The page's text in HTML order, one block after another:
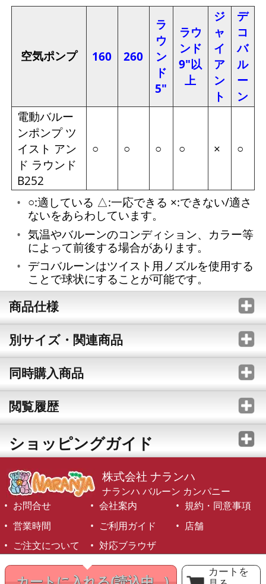
カートを
空気ポンプ 160 260
ラ
ウ
ン
ド
5"
ラウ
ンド
9"以
上
ジ
ャ
イ
ア
ン
ト
デ
コ
バ
ル
ー
ン
電動バルー
ンポンプ ツ
イスト アン
ド ラウンド
B252
○ ○ ○ ○ × ○
○:適している △:一応できる ×:できない/適さ
ないをあらわしています。
気温やバルーンのコンディション、カラー等
によって前後する場合があります。
デコバルーンはツイスト用ノズルを使用する
ことで球状にすることが可能です。
商品仕様
別サイズ・関連商品
同時購入商品
閲覧履歴
ショッピングガイド
株式会社 ナランハ
ナランハ バルーン カンパニー
お問合せ
会社案内
規約・同意事項
営業時間
ご利用ガイド
店舗
ご注文について
対応ブラウザ
©1999-2026 NARANJA Inc. All Rights Reserved.